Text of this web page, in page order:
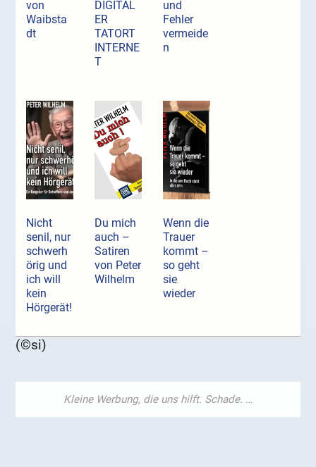
von
Waibsta
dt
DIGITAL
ER
TATORT
INTERNE
T
und
Fehler
vermeide
n
Nicht
senil, nur
schwerh
örig und
ich will
kein
Hörgerät!
Du mich
auch –
Satiren
von Peter
Wilhelm
Wenn die
Trauer
kommt –
so geht
sie
wieder
(©si)